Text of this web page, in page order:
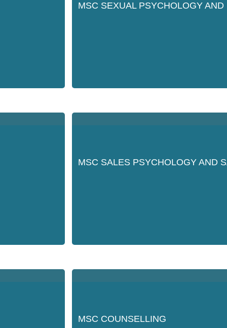
MSC SEXUAL PSYCHOLOGY
MSC SALES PSYCHOLOGY AND
MSC COUNSELLING